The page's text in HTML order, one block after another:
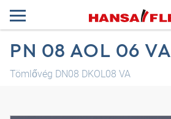
PN 08 AOL 06 VA
Tömlővég DN08 DKOL08 VA